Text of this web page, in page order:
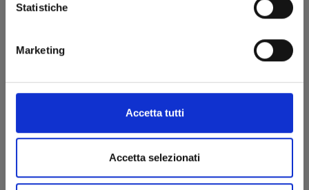
Statistiche
Marketing
Accetta tutti
Accetta selezionati